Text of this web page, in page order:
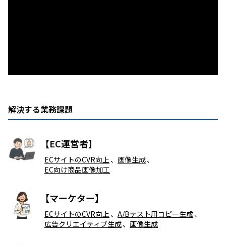
解決する業務課題
【EC運営者】
ECサイトのCVR向上、 画像生成、
EC向け商品画像加工
【マーケター】
ECサイトのCVR向上、 A/Bテスト用コピー生成、
広告クリエイティブ生成、 画像生成